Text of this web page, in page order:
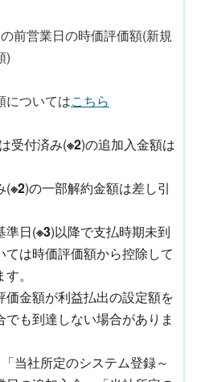
前営業日の時価評価額(新規
)
ついてはこちら
受付済み(※2)の追加入金額は
(※2)の一部解約金額は差し引
準日(※3)以降で支払時期未到
ては時価評価額から控除して
。
価金額が利益払出の設定額を
も到達しない場合がありま
当社所定のシステム登録～